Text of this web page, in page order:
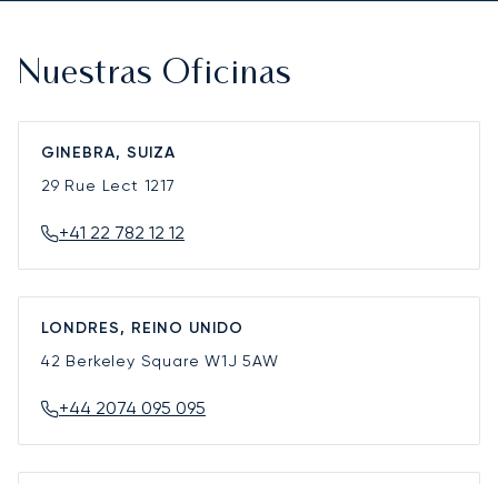
Nuestras Oficinas
GINEBRA, SUIZA
29 Rue Lect 1217
+41 22 782 12 12
LONDRES, REINO UNIDO
42 Berkeley SquareW1J 5AW
+44 2074 095 095